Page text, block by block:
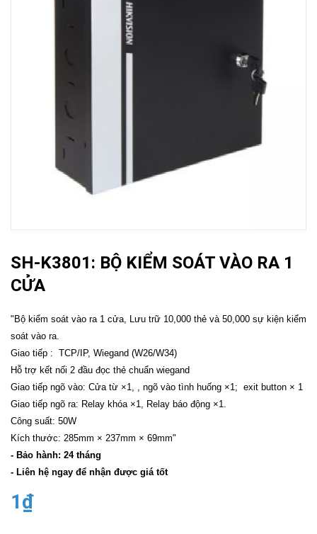
SH-K3801: BỘ KIỂM SOÁT VÀO RA 1
CỬA
"Bộ kiểm soát vào ra 1 cửa, Lưu trữ 10,000 thẻ và 50,000 sự kiện kiểm
soát vào ra.
Giao tiếp : TCP/IP, Wiegand (W26/W34)
Hỗ trợ kết nối 2 đầu đọc thẻ chuẩn wiegand
Giao tiếp ngõ vào: Cửa từ ×1, , ngõ vào tình huống ×1; exit button × 1
Giao tiếp ngõ ra: Relay khóa ×1, Relay báo động ×1.
Công suất: 50W
Kích thước: 285mm × 237mm × 69mm"
- Bảo hành: 24 tháng
- Liên hệ ngay để nhận được giá tốt
1₫